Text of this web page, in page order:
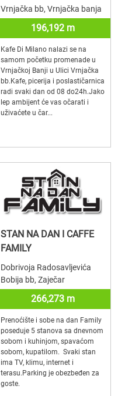
Vrnjačka bb, Vrnjačka banja
196,192 m
Kafe Di Milano nalazi se na
samom početku promenade u
Vrnjačkoj Banji u Ulici Vrnjačka
bb.Kafe, picerija i poslastičarnica
radi svaki dan od 08 do24h.Jako
lep ambijent će vas očarati i
uživaćete u čar...
STAN NA DAN I CAFFE
FAMILY
Dobrivoja Radosavljevića
Bobija bb, Zaječar
266,273 m
Prenoćište i sobe na dan Family
poseduje 5 stanova sa dnevnom
sobom i kuhinjom, spavaćom
sobom, kupatilom. Svaki stan
ima TV, klimu, internet i
terasu.Parking je obezbeđen za
goste.